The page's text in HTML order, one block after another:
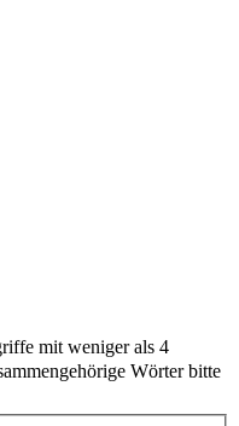
mit weniger als 4
Wörter bitte